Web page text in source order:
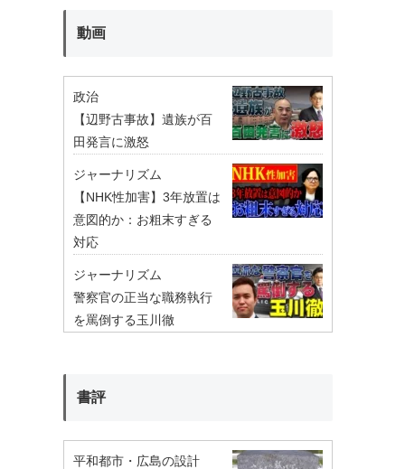
動画
政治
【辺野古事故】遺族が百
田発言に激怒
ジャーナリズム
【NHK性加害】3年放置は
意図的か：お粗末すぎる
対応
ジャーナリズム
警察官の正当な職務執行
を罵倒する玉川徹
書評
平和都市・広島の設計